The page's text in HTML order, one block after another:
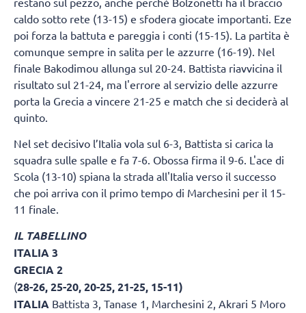
caldo sotto rete (13-15) e sfodera giocate importanti. Eze
poi forza la battuta e pareggia i conti (15-15). La partita è
comunque sempre in salita per le azzurre (16-19). Nel
finale Bakodimou allunga sul 20-24. Battista riavvicina il
risultato sul 21-24, ma l'errore al servizio delle azzurre
porta la Grecia a vincere 21-25 e match che si deciderà al
quinto.
Nel set decisivo l’Italia vola sul 6-3, Battista si carica la
squadra sulle spalle e fa 7-6. Obossa firma il 9-6. L'ace di
Scola (13-10) spiana la strada all'Italia verso il successo
che poi arriva con il primo tempo di Marchesini per il 15-
11 finale.
IL TABELLINO
ITALIA 3
GRECIA 2
(28-26, 25-20, 20-25, 21-25, 15-11)
ITALIA Battista 3, Tanase 1, Marchesini 2, Akrari 5 Moro